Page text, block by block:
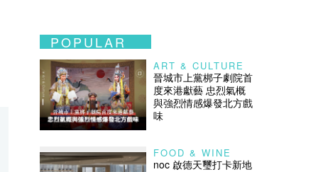
POPULAR
ART & CULTURE
晉城市上黨梆子劇院首
度來港獻藝 忠烈氣概
與強烈情感爆發北方戲
味
FOOD & WINE
noc 啟德天璽打卡新地